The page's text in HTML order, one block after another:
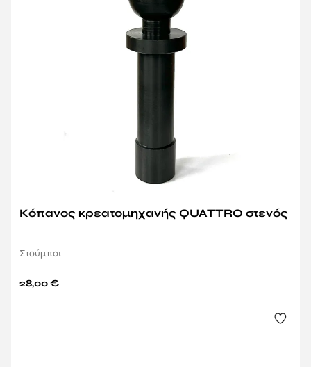
Κόπανος κρεατομηχανής QUATTRO στενός
Στούμποι
28,00€